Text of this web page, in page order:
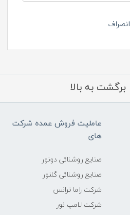
انصراف
برگشت به بالا
عاملیت فروش عمده شرکت
های
صنایع روشنائی دونور
صنایع روشنائی گلنور
شرکت راما ترانس
شرکت لامپ نور